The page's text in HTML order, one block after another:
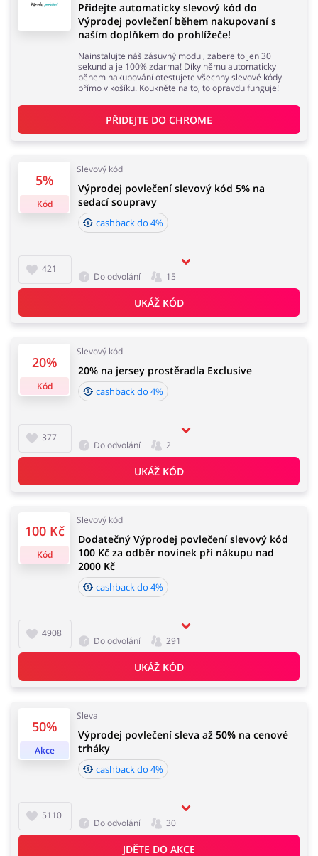
5%
Kód
Slevový kód
421
Výprodej povlečení slevový kód 5% na
sedací soupravy
cashback do 4%
Do odvolání 15
UKÁŽ KÓD
20%
Kód
Slevový kód
377
20% na jersey prostěradla Exclusive
cashback do 4%
Do odvolání 2
UKÁŽ KÓD
100 Kč
Kód
Slevový kód
4908
Dodatečný Výprodej povlečení slevový kód
100 Kč za odběr novinek při nákupu nad
2000 Kč
cashback do 4%
Do odvolání 291
UKÁŽ KÓD
50%
Akce
Sleva
5110
Výprodej povlečení sleva až 50% na cenové
trháky
cashback do 4%
Do odvolání 30
JDĚTE DO AKCE
Přidejte automaticky slevový kód do
Výprodej povlečení během nakupovaní s
naším doplňkem do prohlížeče!
Nainstalujte náš zásuvný modul, zabere to jen 30
sekund a je 100% zdarma! Díky němu automaticky
během nakupování otestujete všechny slevové kódy
přímo v košíku. Koukněte na to, to opravdu funguje!
PŘIDEJTE DO CHROME